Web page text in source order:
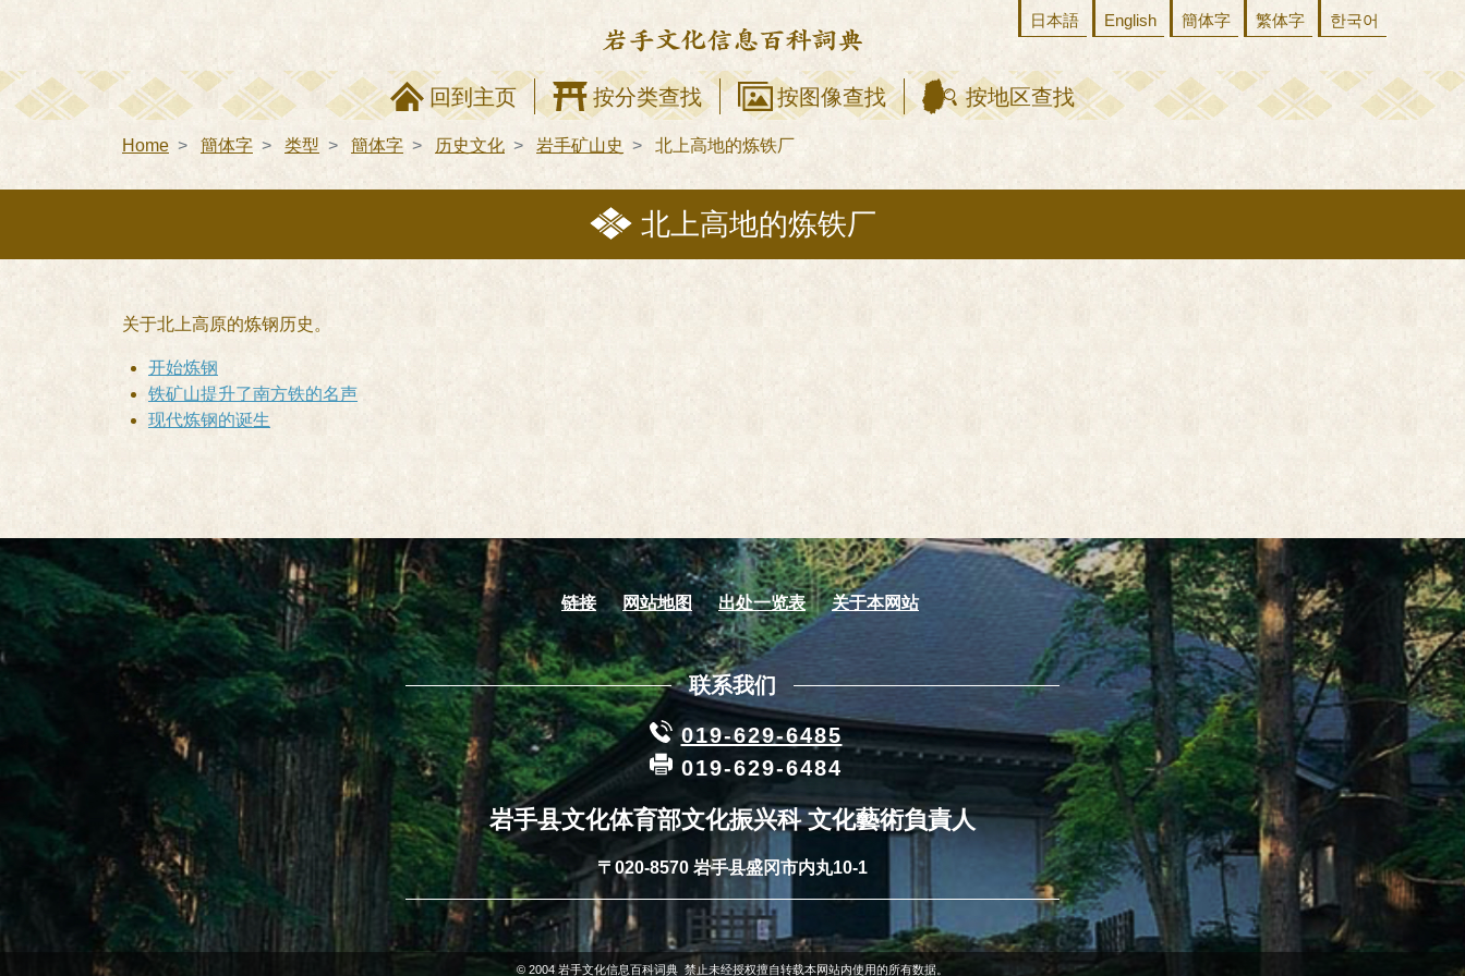
日本語 English 簡体字 繁体字 한국어
回到主页 按分类查找 按图像查找 按地区查找
Home 簡体字 类型 簡体字 历史文化 岩手矿山史 北上高地的炼铁厂
北上高地的炼铁厂
关于北上高原的炼钢历史。
开始炼钢
铁矿山提升了南方铁的名声
现代炼钢的诞生
链接 网站地图 出处一览表 关于本网站
联系我们
019-629-6485
019-629-6484
岩手县文化体育部文化振兴科 文化藝術負責人
〒020-8570 岩手县盛冈市内丸10-1
© 2004 岩手文化信息百科词典 禁止未经授权擅自转载本网站内使用的所有数据。